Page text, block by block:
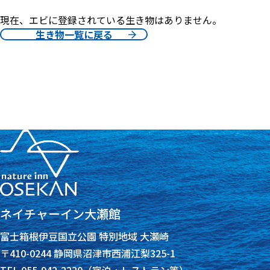
現在、エビに登録されている生き物はありません。
生き物一覧に戻る
ネイチャーイン大瀬館
富士箱根伊豆国立公園 特別地域 大瀬崎
〒410-0244 静岡県沼津市西浦江梨325-1